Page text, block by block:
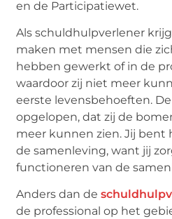
en de Participatiewet.
Als schuldhulpverlener
maken met mensen die
hebben gewerkt of in de
waardoor zij niet meer
eerste levensbehoeften.
opgelopen, dat zij de
meer kunnen zien. Jij bent
de samenleving, want jij
functioneren van de
Anders dan de
de professional op het